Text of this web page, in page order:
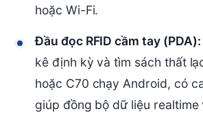
hoặc Wi-Fi.
Đầu đọc RFID cầm tay (PDA):
kê định kỳ và tìm sách thất
hoặc C70 chạy Android, có
giúp đồng bộ dữ liệu realtime